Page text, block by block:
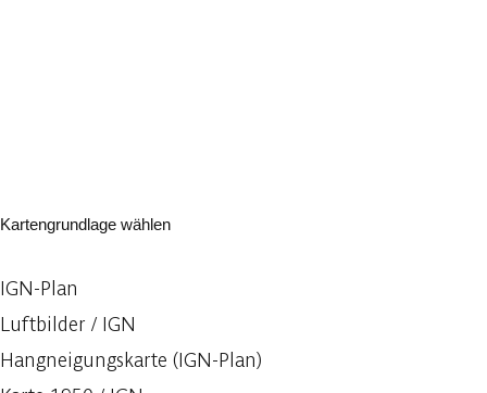
Kartengrundlage wählen
IGN-Plan
Luftbilder / IGN
Hangneigungskarte (IGN-Plan)